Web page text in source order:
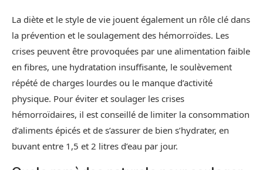
La diète et le style de vie jouent également un rôle clé dans
la prévention et le soulagement des hémorroïdes. Les
crises peuvent être provoquées par une alimentation faible
en fibres, une hydratation insuffisante, le soulèvement
répété de charges lourdes ou le manque d’activité
physique. Pour éviter et soulager les crises
hémorroïdaires, il est conseillé de limiter la consommation
d’aliments épicés et de s’assurer de bien s’hydrater, en
buvant entre 1,5 et 2 litres d’eau par jour.